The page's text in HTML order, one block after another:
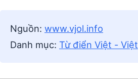
Nguồn: www.vjol.info
Danh mục: Từ điển Việt - Việt